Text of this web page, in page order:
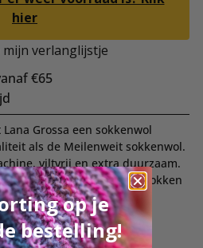
hier
verlanglijstje
€65
Grossa een sokkenwol
als de Meilenweit sokkenwol.
viltvrij en extra duurzaam.
is goed voor een paar sokken
op je
bestelling!